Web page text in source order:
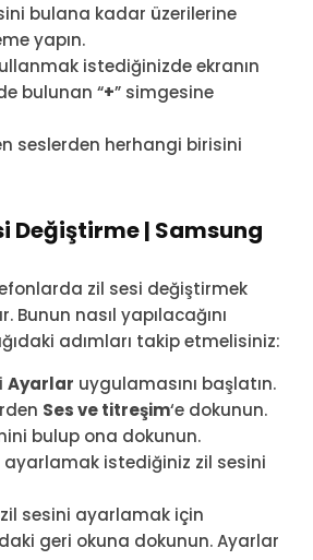
bulana kadar üzerilerine
yapın.
istediğinizde ekranın
bulunan “+” simgesine
seslerden herhangi birisini
Değiştirme | Samsung
zil sesi değiştirmek
Bunun nasıl yapılacağını
adımları takip etmelisiniz:
Ayarlar uygulamasını başlatın.
Ses ve titreşim‘e dokunun.
bulup ona dokunun.
ayarlamak istediğiniz zil sesini
sesini ayarlamak için
geri okuna dokunun. Ayarlar